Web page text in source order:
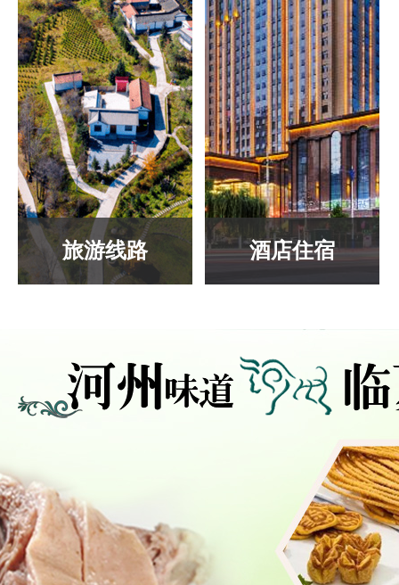
旅游线路 酒店住宿